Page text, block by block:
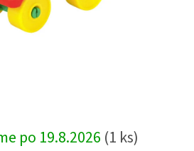
po 19.8.2026 (1 ks)